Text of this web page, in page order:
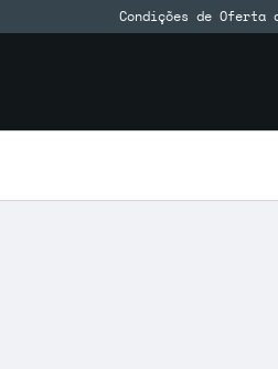
Condições de Oferta